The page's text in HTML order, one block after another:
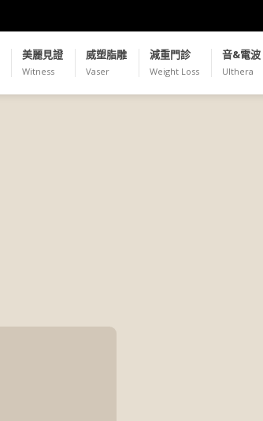
美麗見證
Witness
威塑脂雕
Vaser
減重門診
Weight Loss
音&電波
Ulthera